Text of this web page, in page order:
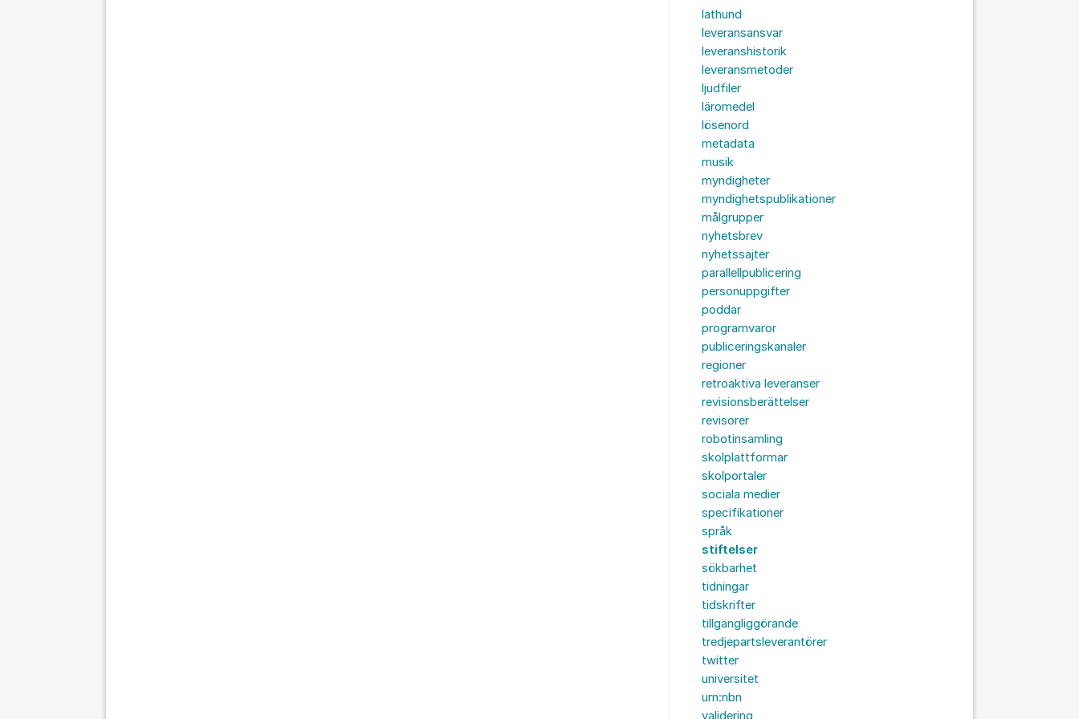
lathund
leveransansvar
leveranshistorik
leveransmetoder
ljudfiler
läromedel
lösenord
metadata
musik
myndigheter
myndighetspublikationer
målgrupper
nyhetsbrev
nyhetssajter
parallellpublicering
personuppgifter
poddar
programvaror
publiceringskanaler
regioner
retroaktiva leveranser
revisionsberättelser
revisorer
robotinsamling
skolplattformar
skolportaler
sociala medier
specifikationer
språk
stiftelser
sökbarhet
tidningar
tidskrifter
tillgängliggörande
tredjepartsleverantörer
twitter
universitet
urn:nbn
validering